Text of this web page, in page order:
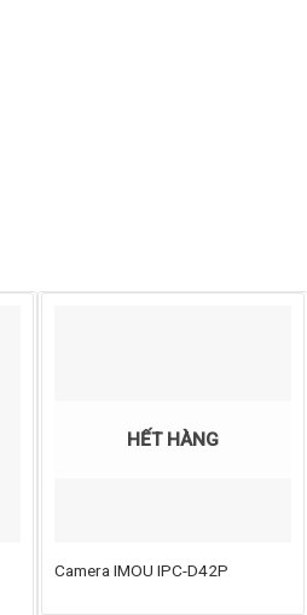
HẾT HÀNG
Camera IMOU IPC-D42P